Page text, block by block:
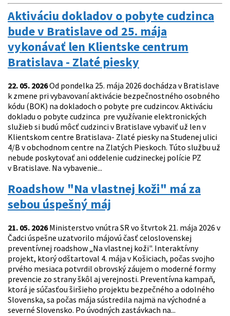
Aktiváciu dokladov o pobyte cudzinca
bude v Bratislave od 25. mája
vykonávať len Klientske centrum
Bratislava - Zlaté piesky
22. 05. 2026Od pondelka 25. mája 2026 dochádza v Bratislave
k zmene pri vybavovaní aktivácie bezpečnostného osobného
kódu (BOK) na dokladoch o pobyte pre cudzincov. Aktiváciu
dokladu o pobyte cudzinca pre využívanie elektronických
služieb si budú môcť cudzinci v Bratislave vybaviť už len v
Klientskom centre Bratislava- Zlaté piesky na Studenej ulici
4/B v obchodnom centre na Zlatých Pieskoch. Túto službu už
nebude poskytovať ani oddelenie cudzineckej polície PZ
v Bratislave. Na vybavenie...
Roadshow "Na vlastnej koži" má za
sebou úspešný máj
21. 05. 2026Ministerstvo vnútra SR vo štvrtok 21. mája 2026 v
Čadci úspešne uzatvorilo májovú časť celoslovenskej
preventívnej roadshow „Na vlastnej koži". Interaktívny
projekt, ktorý odštartoval 4. mája v Košiciach, počas svojho
prvého mesiaca potvrdil obrovský záujem o moderné formy
prevencie zo strany škôl aj verejnosti. Preventívna kampaň,
ktorá je súčasťou širšieho projektu bezpečného a odolného
Slovenska, sa počas mája sústredila najmä na východné a
severné Slovensko. Po úvodných zastávkach na...